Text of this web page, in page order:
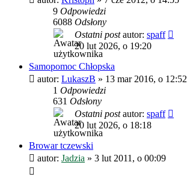
9 Odpowiedzi
6088 Odsłony
Ostatni postautor: spaff
20 lut 2026, o 19:20
Samopomoc Chłopska
autor: LukaszB » 13 mar 2016, o 12:52
1 Odpowiedzi
631 Odsłony
Ostatni postautor: spaff
20 lut 2026, o 18:18
Browar tczewski
autor: Jadzia » 3 lut 2011, o 00:09